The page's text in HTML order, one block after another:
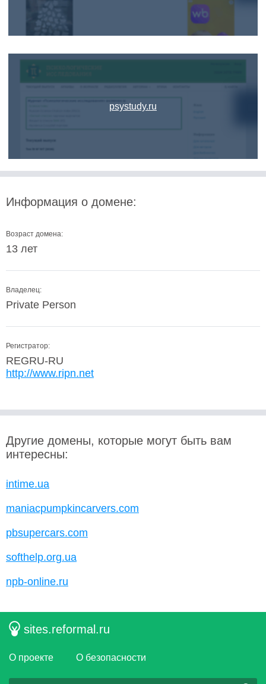
psystudy.ru
Информация о домене:
Возраст домена:
13 лет
Владелец:
Private Person
Регистратор:
REGRU-RU
http://www.ripn.net
Другие домены, которые могут быть вам
интересны:
intime.ua
maniacpumpkincarvers.com
pbsupercars.com
softhelp.org.ua
npb-online.ru
sites.reformal.ru
О проекте О безопасности